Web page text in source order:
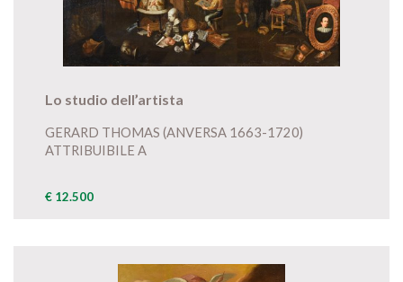
Lo studio dell’artista
GERARD THOMAS (ANVERSA 1663-1720)
ATTRIBUIBILE A
€ 12.500